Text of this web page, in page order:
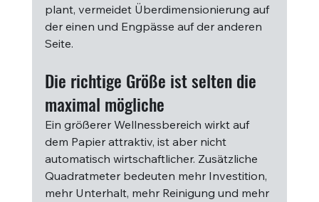
plant, vermeidet Überdimensionierung auf
der einen und Engpässe auf der anderen
Seite.
Die richtige Größe ist selten die
maximal mögliche
Ein größerer Wellnessbereich wirkt auf
dem Papier attraktiv, ist aber nicht
automatisch wirtschaftlicher. Zusätzliche
Quadratmeter bedeuten mehr Investition,
mehr Unterhalt, mehr Reinigung und mehr